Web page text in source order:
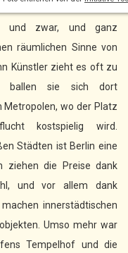
und zwar, und ganz
räumlichen Sinne von
Künstler zieht es oft zu
ballen sie sich dort
wo der Platz
kostspielig wird.
Städten ist Berlin eine
ziehen die Preise dank
und vor allem dank
innerstädtischen
Umso mehr war
Tempelhof und die